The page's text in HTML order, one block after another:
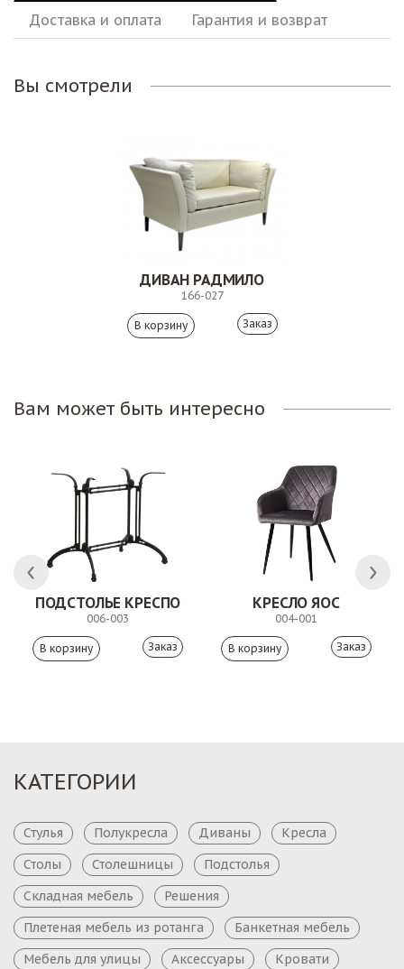
Доставка и оплата Гарантия и возврат
Вы смотрели
ДИВАН РАДМИЛО
166-027
Заказ
Вам может быть интересно
ПОДСТОЛЬЕ КРЕСПО
006-003
Заказ
КРЕСЛО ЯОС
004-001
Заказ
КАТЕГОРИИ
Стулья Полукресла Диваны
Кресла
Столы
Столешницы
Подстолья
Складная мебель
Решения
Плетеная мебель из ротанга
Банкетная мебель
Мебель для улицы
Аксессуары Кровати